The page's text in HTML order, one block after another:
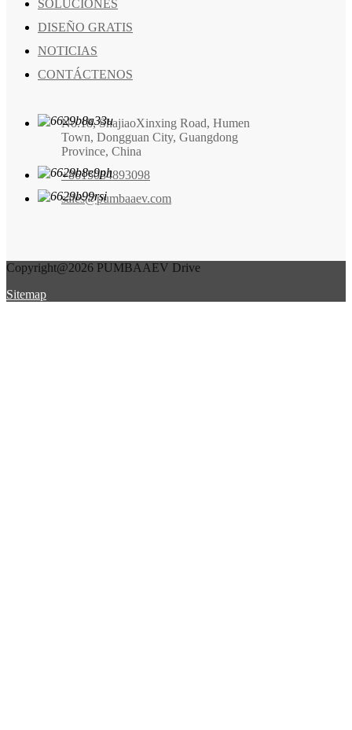
SOLUCIONES
DISEÑO GRATIS
NOTICIAS
CONTÁCTENOS
No.18, ShajiaoXinxing Road, Humen
Town, Dongguan City, Guangdong
Province, China
+8615084893098
sales@pumbaaev.com
Copyright@2026 PUMBAAEV Drive
Sitemap